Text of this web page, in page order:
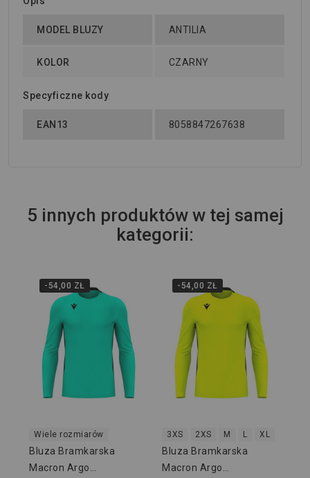
MODEL BLUZY ANTILIA
KOLOR CZARNY
Specyficzne kody
EAN13 8058847267638
5 innych produktów w tej samej
kategorii:
-54,00 ZŁ
Wiele rozmiarów
Bluza Bramkarska
Macron Argo
-54,00 ZŁ
3XS 2XS M L XL
Bluza Bramkarska
Macron Argo